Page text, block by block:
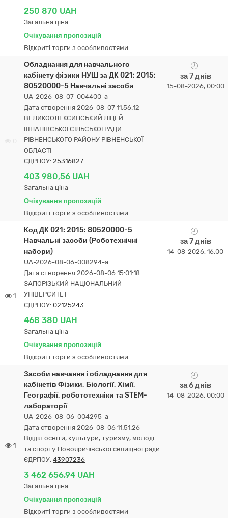
250 870 UAH
Загальна ціна
Очікування пропозицій
Відкриті торги з особливостями
Обладнання для навчального
кабінету фізики НУШ за ДК 021: 2015:
80520000-5 Навчальні засоби
UA-2026-08-07-004400-a
Дата створення 2026-08-07 11:56:12
ВЕЛИКООЛЕКСИНСЬКИЙ ЛІЦЕЙ
ШПАНІВСЬКОЇ СІЛЬСЬКОЇ РАДИ
РІВНЕНСЬКОГО РАЙОНУ РІВНЕНСЬКОЇ
ОБЛАСТІ
ЄДРПОУ: 25316827
403 980,56 UAH
Загальна ціна
Очікування пропозицій
Відкриті торги з особливостями
за 7 днів
15-08-2026, 00:00
1
Код ДК 021: 2015: 80520000-5
Навчальні засоби (Роботехнічні
набори)
UA-2026-08-06-008294-a
Дата створення 2026-08-06 15:01:18
ЗАПОРІЗЬКИЙ НАЦІОНАЛЬНИЙ
УНІВЕРСИТЕТ
ЄДРПОУ: 02125243
468 380 UAH
Загальна ціна
Очікування пропозицій
Відкриті торги з особливостями
за 7 днів
14-08-2026, 16:00
1
Засоби навчання і обладнання для
кабінетів Фізики, Біології, Хімії,
Географії, робототехніки та STEM-
лабораторії
UA-2026-08-06-004295-a
Дата створення 2026-08-06 11:51:26
Відділ освіти, культури, туризму, молоді
та спорту Новояричівської селищної ради
ЄДРПОУ: 43907236
3 462 656,94 UAH
Загальна ціна
Очікування пропозицій
Відкриті торги з особливостями
за 6 днів
14-08-2026, 00:00